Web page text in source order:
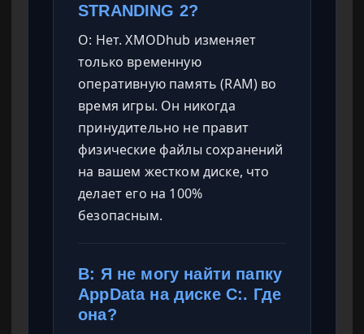
STRANDING 2?
О: Нет. XMODhub изменяет
только временную
оперативную память (RAM) во
время игры. Он никогда
принудительно не правит
физические файлы сохранений
на вашем жестком диске, что
делает его на 100%
безопасным.
В: Я не могу найти папку
AppData на диске C:. Где
она?